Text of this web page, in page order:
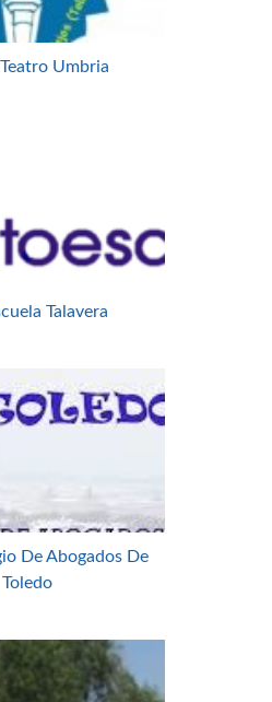
Umbria
Talavera
De Abogados De
Toledo